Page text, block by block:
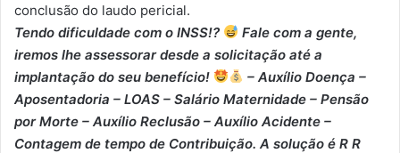
conclusão do laudo pericial.
Tendo dificuldade com o INSS!?
Fale com a gente,
iremos lhe assessorar desde a solicitação até a
implantação do seu benefício!
– Auxílio Doença –
⁠Aposentadoria – ⁠LOAS – ⁠Salário Maternidade – ⁠Pensão
por Morte – ⁠Auxílio Reclusão – ⁠Auxílio Acidente –
⁠Contagem de tempo de Contribuição. A solução é R R